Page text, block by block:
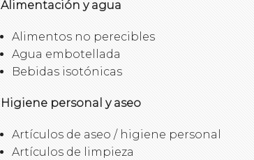
Alimentación y agua
Alimentos no perecibles
Agua embotellada
Bebidas isotónicas
Higiene personal y aseo
Artículos de aseo / higiene personal
Artículos de limpieza